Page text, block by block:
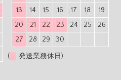
13
14 15 16 17 18
19
20
21 22 23 24 25
26
27
28 29 30
( 発送業務休日)